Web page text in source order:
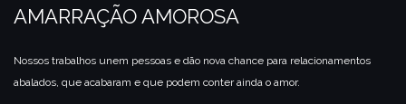
AMARRAÇÃO AMOROSA
Nossos trabalhos unem pessoas e dão nova chance para relacionamentos
abalados, que acabaram e que podem conter ainda o amor.